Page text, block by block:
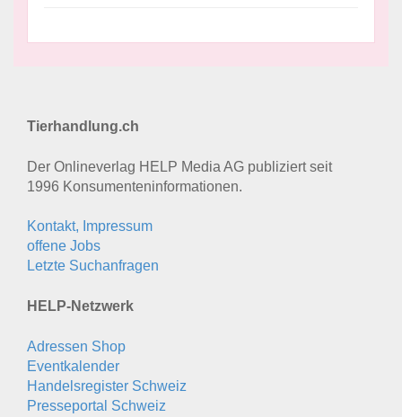
Tierhandlung.ch
Der Onlineverlag HELP Media AG publiziert seit
1996 Konsumenten­informationen.
Kontakt, Impressum
offene Jobs
Letzte Suchanfragen
HELP-Netzwerk
Adressen Shop
Eventkalender
Handelsregister Schweiz
Presseportal Schweiz